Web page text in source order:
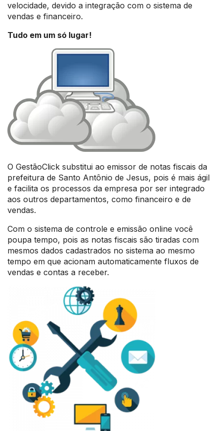
velocidade, devido a integração com o sistema de
vendas e financeiro.
Tudo em um só lugar!
O GestãoClick substitui ao emissor de notas fiscais da
prefeitura de Santo Antônio de Jesus, pois é mais ágil
e facilita os processos da empresa por ser integrado
aos outros departamentos, como financeiro e de
vendas.
Com o sistema de controle e emissão online você
poupa tempo, pois as notas fiscais são tiradas com
mesmos dados cadastrados no sistema ao mesmo
tempo em que acionam automaticamente fluxos de
vendas e contas a receber.